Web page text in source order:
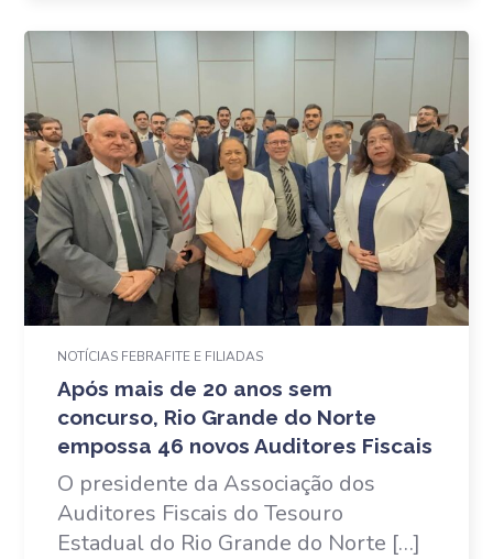
NOTÍCIAS FEBRAFITE E FILIADAS
Após mais de 20 anos sem
concurso, Rio Grande do Norte
empossa 46 novos Auditores Fiscais
O presidente da Associação dos
Auditores Fiscais do Tesouro
Estadual do Rio Grande do Norte […]